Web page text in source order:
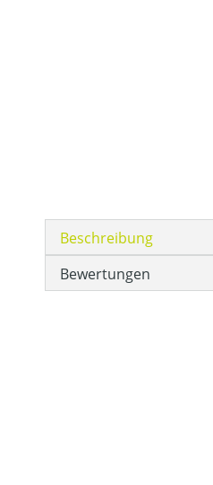
Beschreibung
Bewertungen